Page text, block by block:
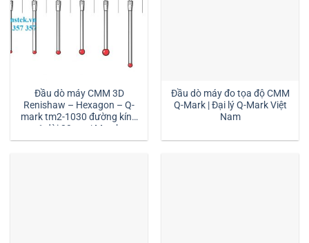
Đầu dò máy CMM 3D
Renishaw – Hexagon – Q-
mark tm2-1030 đường kính
1 dài 30mm:| Mstek
Technology
Đầu dò máy đo tọa độ CMM
Q-Mark | Đại lý Q-Mark Việt
Nam